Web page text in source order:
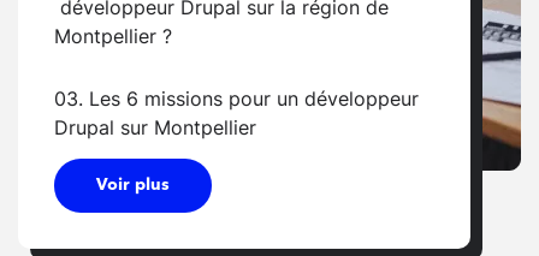
développeur Drupal sur la région de
Montpellier ?
03. Les 6 missions pour un développeur
Drupal sur Montpellier
Voir plus